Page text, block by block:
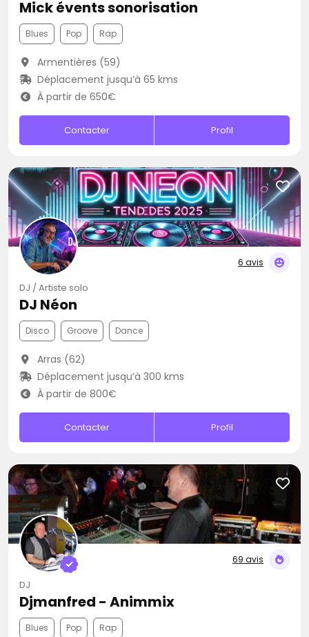
Mick évents sonorisation
Blues Pop Rap
Armentières (59)
Déplacement jusqu’à 65 kms
À partir de 650€
Contacter Profil
6 avis
DJ / Artiste solo
DJ Néon
Disco Groove Dance
Arras (62)
Déplacement jusqu’à 300 kms
À partir de 800€
Contacter Profil
69 avis
DJ
Djmanfred - Animmix
Blues Pop Rap